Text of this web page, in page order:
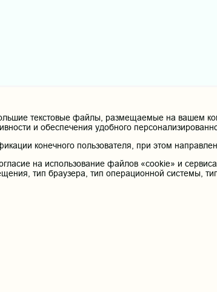
текстовые файлы, размещаемые на вашем
и обеспечения удобного
конечного пользователя, при этом
на использование файлов «cookie» и
тип браузера, тип операционной системы,